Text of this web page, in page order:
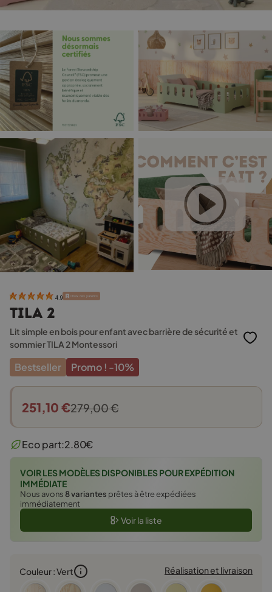
4.9 Choix des parents
TILA 2
Lit simple en bois pour enfant avec barrière de sécurité et
sommier TILA 2 Montessori
Bestseller Promo ! -10%
279,00€
Le
prix
initial
était :
279,00 €.
251,10 €
Le
prix
actuel
est :
251,10 €.
Eco part:2.80€
VOIR LES MODÈLES DISPONIBLES POUR EXPÉDITION
IMMÉDIATE
Nous avons 8 variantes prêtes à être expédiées
immédiatement
Voir la liste
Couleur : Vert Réalisation et livraison